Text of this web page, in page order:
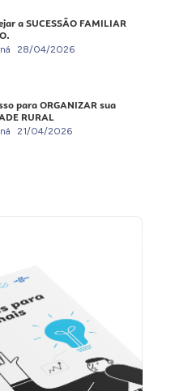
a SUCESSÃO FAMILIAR
28/04/2026
para ORGANIZAR sua
RURAL
21/04/2026